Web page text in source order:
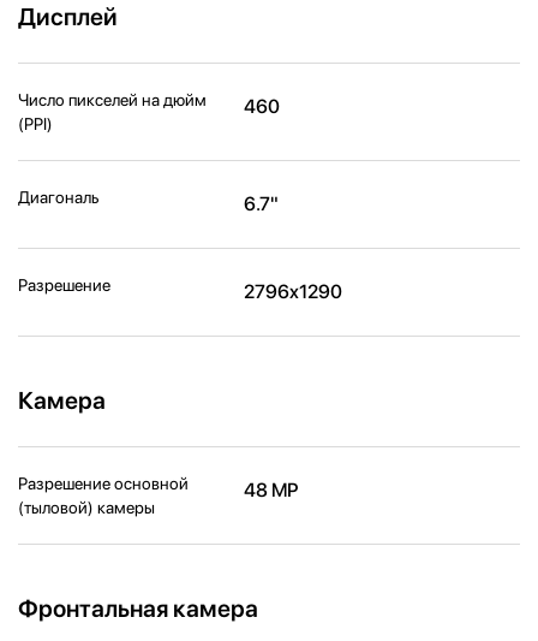
Дисплей
Число пикселей на дюйм
(PPI)
460
Диагональ 6.7"
Разрешение 2796x1290
Камера
Разрешение основной
(тыловой) камеры
48 MP
Фронтальная камера